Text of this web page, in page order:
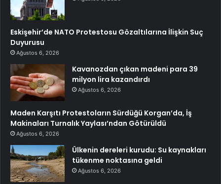
Eskişehir’de NATO Protestosu Gözaltılarına İlişkin Suç
Duyurusu
Ağustos 6, 2026
Kavanozdan çıkan madeni para 39
milyon lira kazandırdı
Ağustos 6, 2026
Maden Karşıtı Protestoların Sürdüğü Korgan’da, İş
Makinaları Turnalık Yaylası’ndan Götürüldü
Ağustos 6, 2026
Ülkenin dereleri kurudu: Su kaynakları
tükenme noktasına geldi
Ağustos 6, 2026